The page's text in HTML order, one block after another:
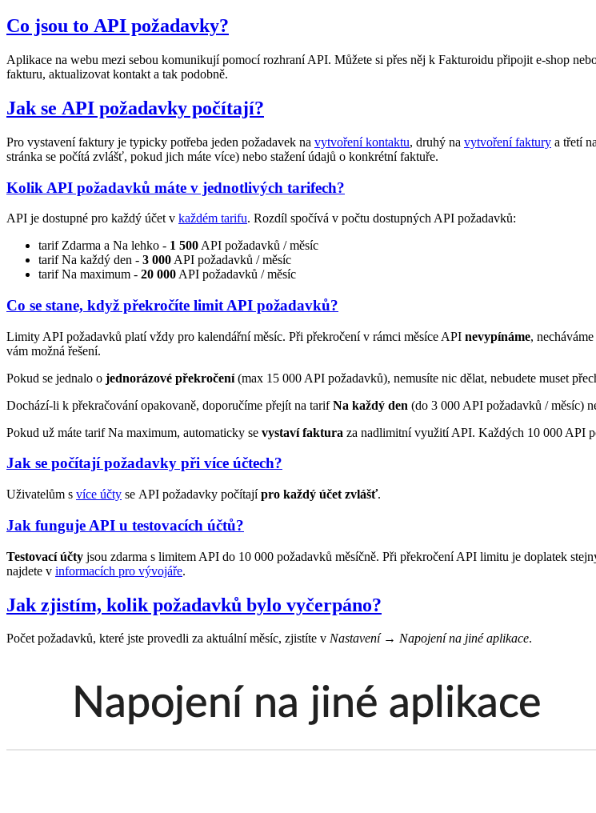
Co jsou to API požadavky?
Aplikace na webu mezi sebou komunikují pomocí rozhraní API. Můžete si přes něj k Fakturoidu připojit e-shop
fakturu, aktualizovat kontakt a tak podobně.
Jak se API požadavky počítají?
Pro vystavení faktury je typicky potřeba jeden požadavek na vytvoření kontaktu, druhý na vytvoření faktury a třetí na
stránka se počítá zvlášť, pokud jich máte více) nebo stažení údajů o konkrétní faktuře.
Kolik API požadavků máte v jednotlivých tarifech?
API je dostupné pro každý účet v každém tarifu. Rozdíl spočívá v počtu dostupných API požadavků:
tarif Zdarma a Na lehko - 1 500 API požadavků / měsíc
tarif Na každý den - 3 000 API požadavků / měsíc
tarif Na maximum - 20 000 API požadavků / měsíc
Co se stane, když překročíte limit API požadavků?
Limity API požadavků platí vždy pro kalendářní měsíc. Při překročení v rámci měsíce API nevypínáme,
vám možná řešení.
Pokud se jednalo o jednorázové překročení(max 15 000 API požadavků), nemusíte nic dělat, nebudete muset
Dochází-li k překračování opakovaně, doporučíme přejít na tarifNa každý den (do 3 000 API požadavků / měsíc)
Pokud už máte tarif Na maximum, automaticky se vystaví faktura za nadlimitní využití API. Každých 10 000 API
Jak se počítají požadavky při více účtech?
Uživatelům s více účty se API požadavky počítajípro každý účet zvlášť.
Jak funguje API u testovacích účtů?
Testovací účty jsou zdarma s limitem API do 10 000 požadavků měsíčně. Při překročení API limitu je doplatek
najdete v informacích pro vývojáře.
Jak zjistím, kolik požadavků bylo vyčerpáno?
Počet požadavků, které jste provedli za aktuální měsíc, zjistíte v Nastavení → Napojení na jiné aplikace.